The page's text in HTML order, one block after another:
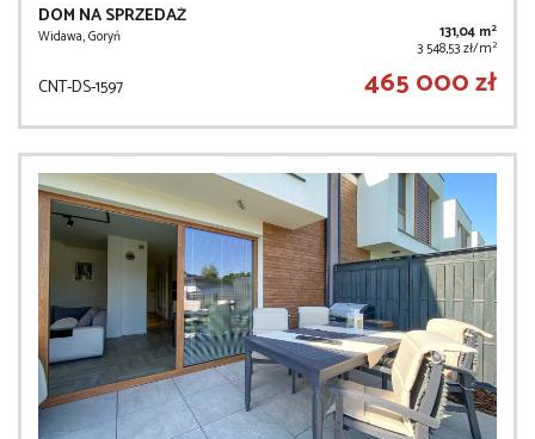
DOM NA SPRZEDAŻ
Widawa, Goryń 131,04 m2
3 548,53 zł/m2
CNT-DS-1597 465 000 zł